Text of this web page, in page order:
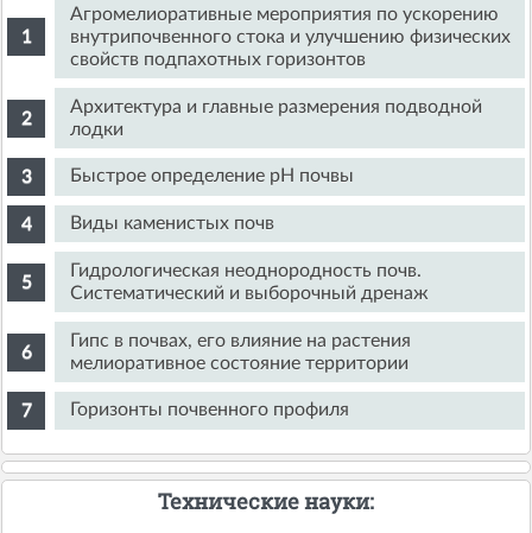
Агромелиоративные мероприятия по ускорению
внутрипочвенного стока и улучшению физических
свойств подпахотных горизонтов
Архитектура и главные размерения подводной
лодки
Быстрое определение pH почвы
Виды каменистых почв
Гидрологическая неоднородность почв.
Систематический и выборочный дренаж
Гипс в почвах, его влияние на растения
мелиоративное состояние территории
Горизонты почвенного профиля
Технические науки: